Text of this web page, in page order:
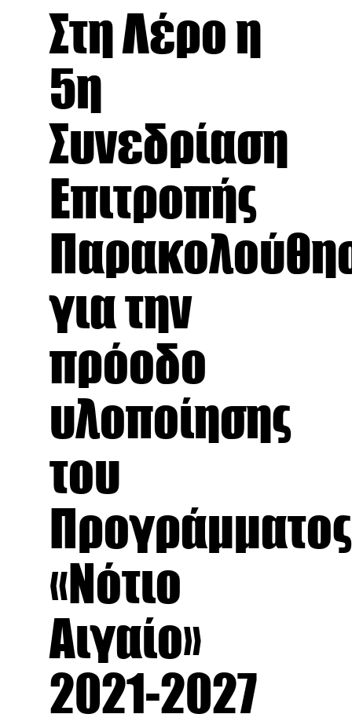
Στη Λέρο η
5η
Συνεδρίαση
Επιτροπής
για την
πρόοδο
υλοποίησης
του
Προγράμματος
«Νότιο
Αιγαίο»
2021-2027